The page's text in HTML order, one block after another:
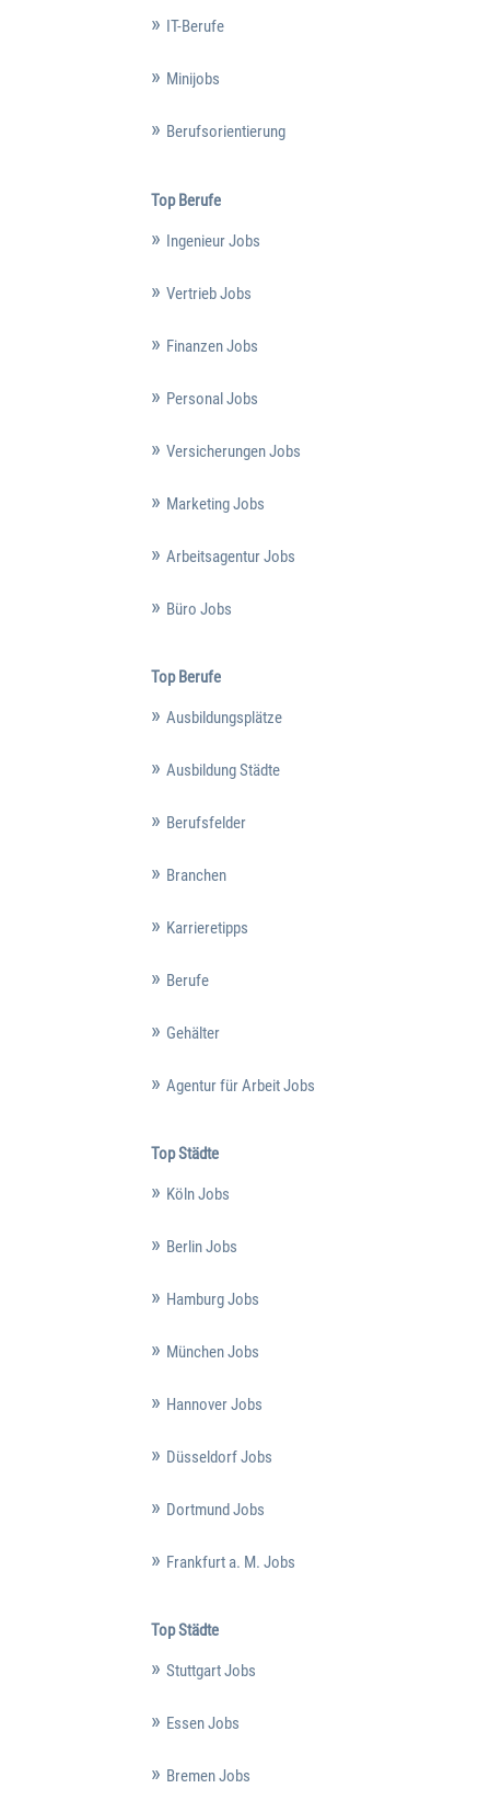
IT-Berufe
Minijobs
Berufsorientierung
Top Berufe
Ingenieur Jobs
Vertrieb Jobs
Finanzen Jobs
Personal Jobs
Versicherungen Jobs
Marketing Jobs
Arbeitsagentur Jobs
Büro Jobs
Top Berufe
Ausbildungsplätze
Ausbildung Städte
Berufsfelder
Branchen
Karrieretipps
Berufe
Gehälter
Agentur für Arbeit Jobs
Top Städte
Köln Jobs
Berlin Jobs
Hamburg Jobs
München Jobs
Hannover Jobs
Düsseldorf Jobs
Dortmund Jobs
Frankfurt a. M. Jobs
Top Städte
Stuttgart Jobs
Essen Jobs
Bremen Jobs